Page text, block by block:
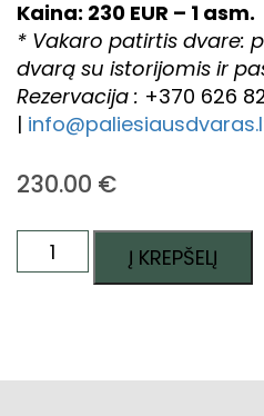
Kaina: 230 EUR – 1 asm.
* Vakaro patirtis dvare:
dvarą su istorijomis ir
Rezervacija : +370 626
|
230.00 €
produkto
kiekis:
Į KREPŠELĮ